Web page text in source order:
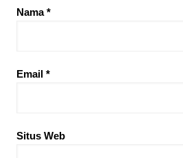
Nama*
Email *
Situs Web